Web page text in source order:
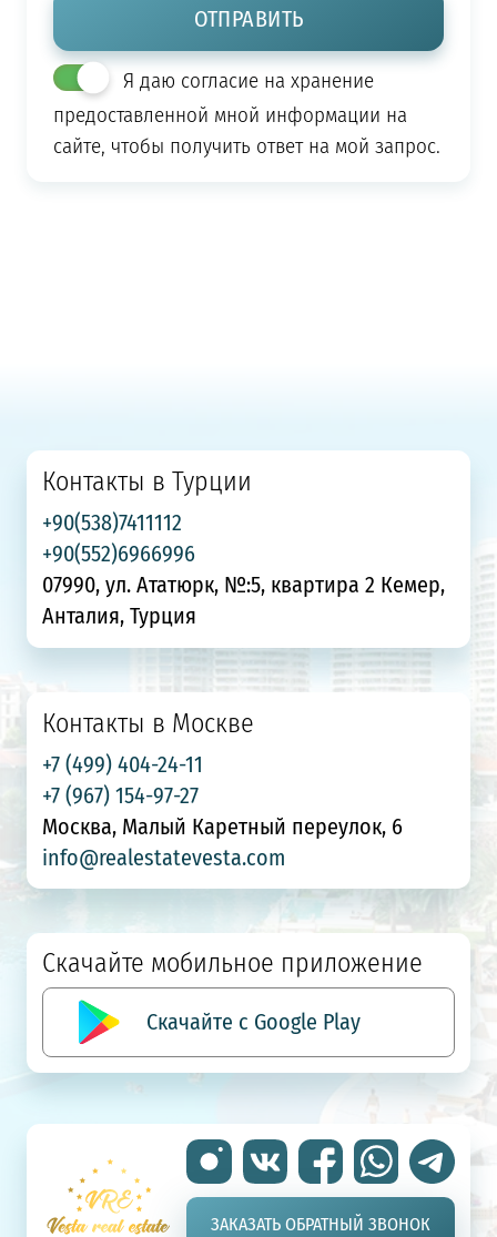
Я даю согласие на хранение
предоставленной мной информации на
сайте, чтобы получить ответ на мой запрос.
ЗАКАЗАТЬ ОБРАТНЫЙ ЗВОНОК
Контакты в Турции
+90(538)7411112
+90(552)6966996
07990, ул. Ататюрк, №:5, квартира 2 Кемер,
Анталия, Турция
Контакты в Москве
+7 (499) 404-24-11
+7 (967) 154-97-27
Москва, Малый Каретный переулок, 6
info@realestatevesta.com
Скачайте мобильное приложение
Скачайте с Google Play